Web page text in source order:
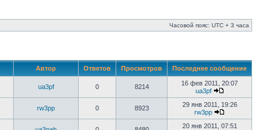
Часовой пояс: UTC + 3 часа
Автор Ответов Просмотров Последнее сообщение
ua3pf 0 8214
16 фев 2011, 20:07
ua3pf
rw3pp 0 8923
29 янв 2011, 19:26
rw3pp
20 янв 2011, 07:51